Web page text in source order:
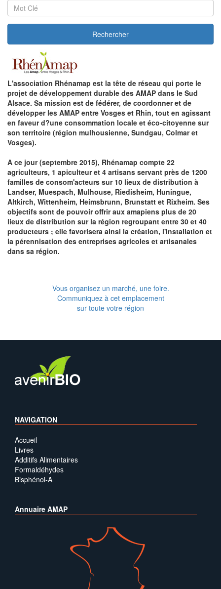
Rechercher
L'association Rhénamap est la tête de réseau qui porte le
projet de développement durable des AMAP dans le Sud
Alsace. Sa mission est de fédérer, de coordonner et de
développer les AMAP entre Vosges et Rhin, tout en agissant
en faveur d?une consommation locale et éco-citoyenne sur
son territoire (région mulhousienne, Sundgau, Colmar et
Vosges).
A ce jour (septembre 2015), Rhénamap compte 22
agriculteurs, 1 apiculteur et 4 artisans servant près de 1200
familles de consom'acteurs sur 10 lieux de distribution à
Landser, Muespach, Mulhouse, Riedisheim, Huningue,
Altkirch, Wittenheim, Heimsbrunn, Brunstatt et Rixheim. Ses
objectifs sont de pouvoir offrir aux amapiens plus de 20
lieux de distribution sur la région regroupant entre 30 et 40
producteurs ; elle favorisera ainsi la création, l'installation et
la pérennisation des entreprises agricoles et artisanales
dans sa région.
Vous organisez un marché, une foire.
Communiquez à cet emplacement
sur toute votre région
NAVIGATION
Accueil
Livres
Additifs Alimentaires
Formaldéhydes
Bisphénol-A
Annuaire AMAP